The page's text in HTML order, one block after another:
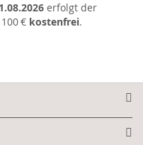
erfolgt der
€ kostenfrei.